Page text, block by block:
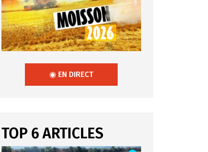
◉ EN DIRECT
TOP 6 ARTICLES